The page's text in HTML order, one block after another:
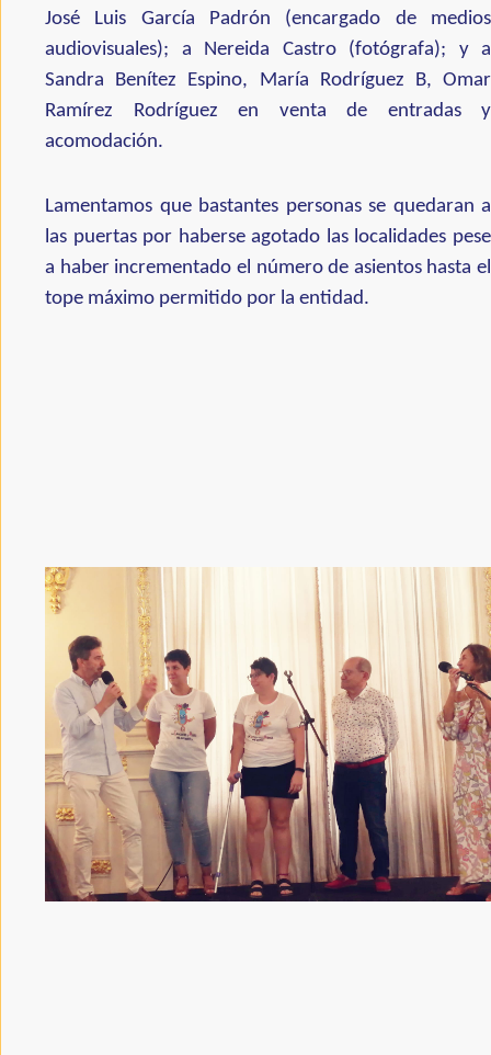
José Luis García Padrón (encargado de medios
audiovisuales); a Nereida Castro (fotógrafa); y a
Sandra Benítez Espino, María Rodríguez B, Omar
Ramírez Rodríguez en venta de entradas y
acomodación.
Lamentamos que bastantes personas se quedaran a
las puertas por haberse agotado las localidades pese
a haber incrementado el número de asientos hasta el
tope máximo permitido por la entidad.